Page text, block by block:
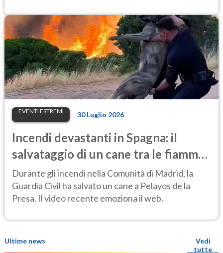
EVENTI ESTREMI 30 Luglio 2026
Incendi devastanti in Spagna: il
salvataggio di un cane tra le fiamme
emoziona il web
Durante gli incendi nella Comunità di Madrid, la
Guardia Civil ha salvato un cane a Pelayos de la
Presa. Il video recente emoziona il web.
Ultime news
Vedi
tutte